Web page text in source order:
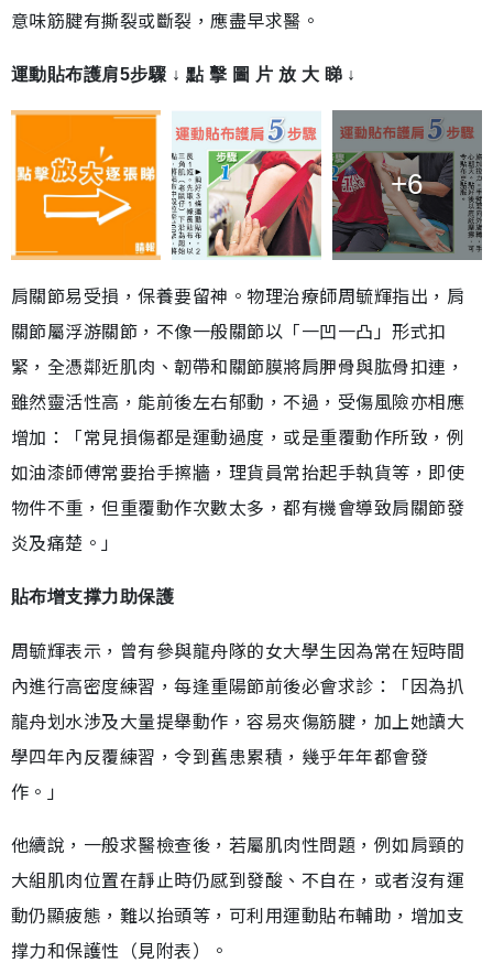
意味筋腱有撕裂或斷裂，應盡早求醫。
運動貼布護肩5步驟 ↓ 點 擊 圖 片 放 大 睇 ↓
+6
肩關節易受損，保養要留神。物理治療師周毓輝指出，肩
關節屬浮游關節，不像一般關節以「一凹一凸」形式扣
緊，全憑鄰近肌肉、韌帶和關節膜將肩胛骨與肱骨扣連，
雖然靈活性高，能前後左右郁動，不過，受傷風險亦相應
增加：「常見損傷都是運動過度，或是重覆動作所致，例
如油漆師傅常要抬手擦牆，理貨員常抬起手執貨等，即使
物件不重，但重覆動作次數太多，都有機會導致肩關節發
炎及痛楚。」
貼布增支撑力助保護
周毓輝表示，曾有參與龍舟隊的女大學生因為常在短時間
內進行高密度練習，每逢重陽節前後必會求診：「因為扒
龍舟划水涉及大量提舉動作，容易夾傷筋腱，加上她讀大
學四年內反覆練習，令到舊患累積，幾乎年年都會發
作。」
他續說，一般求醫檢查後，若屬肌肉性問題，例如肩頸的
大組肌肉位置在靜止時仍感到發酸、不自在，或者沒有運
動仍顯疲態，難以抬頭等，可利用運動貼布輔助，增加支
撑力和保護性（見附表）。